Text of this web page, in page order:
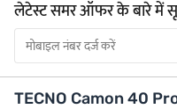
लेटेस्ट समर ऑफर के बारे में
TECNO Camon 40